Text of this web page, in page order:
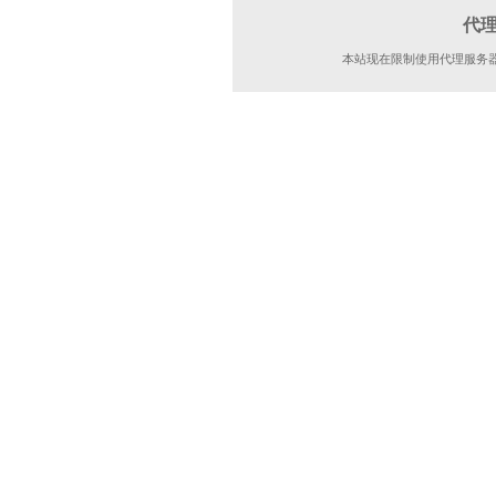
代
本站现在限制使用代理服务